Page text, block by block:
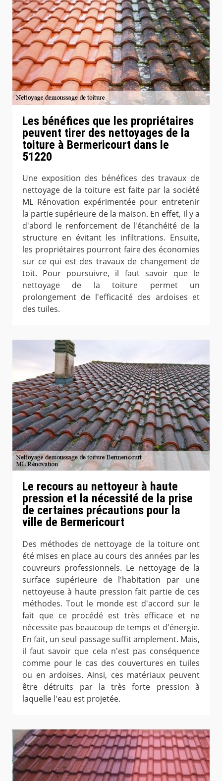
Les bénéfices que les propriétaires
peuvent tirer des nettoyages de la
toiture à Bermericourt dans le
51220
Une exposition des bénéfices des travaux de
nettoyage de la toiture est faite par la société
ML Rénovation expérimentée pour entretenir
la partie supérieure de la maison. En effet, il y a
d'abord le renforcement de l'étanchéité de la
structure en évitant les infiltrations. Ensuite,
les propriétaires pourront faire des économies
sur ce qui est des travaux de changement de
toit. Pour poursuivre, il faut savoir que le
nettoyage de la toiture permet un
prolongement de l'efficacité des ardoises et
des tuiles.
Le recours au nettoyeur à haute
pression et la nécessité de la prise
de certaines précautions pour la
ville de Bermericourt
Des méthodes de nettoyage de la toiture ont
été mises en place au cours des années par les
couvreurs professionnels. Le nettoyage de la
surface supérieure de l'habitation par une
nettoyeuse à haute pression fait partie de ces
méthodes. Tout le monde est d'accord sur le
fait que ce procédé est très efficace et ne
nécessite pas beaucoup de temps et d'énergie.
En fait, un seul passage suffit amplement. Mais,
il faut savoir que cela n'est pas conséquence
comme pour le cas des couvertures en tuiles
ou en ardoises. Ainsi, ces matériaux peuvent
être détruits par la très forte pression à
laquelle l'eau est projetée.